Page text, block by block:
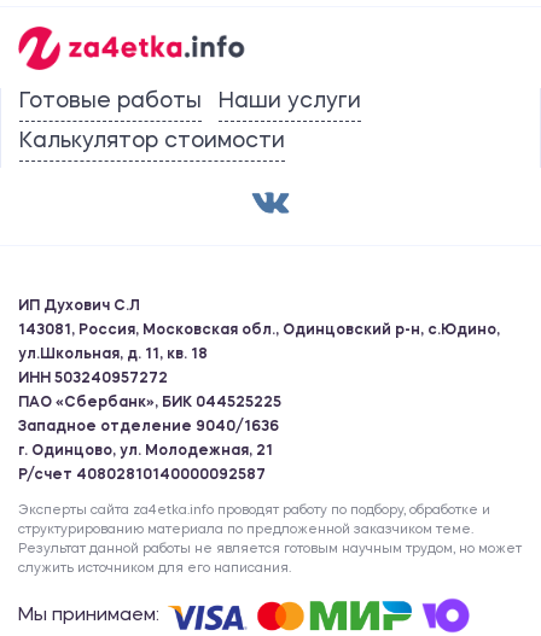
Готовые работы
Наши услуги
Калькулятор стоимости
ИП Духович С.Л
143081, Россия, Московская обл., Одинцовский р-н, с.Юдино,
ул.Школьная, д. 11, кв. 18
ИНН 503240957272
ПАО «Сбербанк», БИК 044525225
Западное отделение 9040/1636
г. Одинцово, ул. Молодежная, 21
Р/счет 40802810140000092587
Эксперты сайта za4etka.info проводят работу по подбору, обработке и
структурированию материала по предложенной заказчиком теме.
Результат данной работы не является готовым научным трудом, но может
служить источником для его написания.
Мы принимаем: